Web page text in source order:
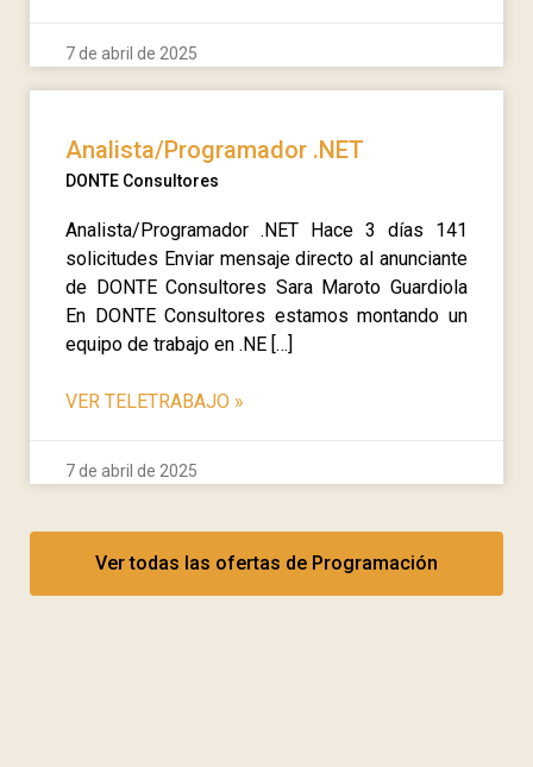
7 de abril de 2025
Analista/Programador .NET
DONTE Consultores
Analista/Programador .NET Hace 3 días 141
solicitudes Enviar mensaje directo al anunciante
de DONTE Consultores Sara Maroto Guardiola
En DONTE Consultores estamos montando un
equipo de trabajo en .NE […]
VER TELETRABAJO »
7 de abril de 2025
Ver todas las ofertas de Programación